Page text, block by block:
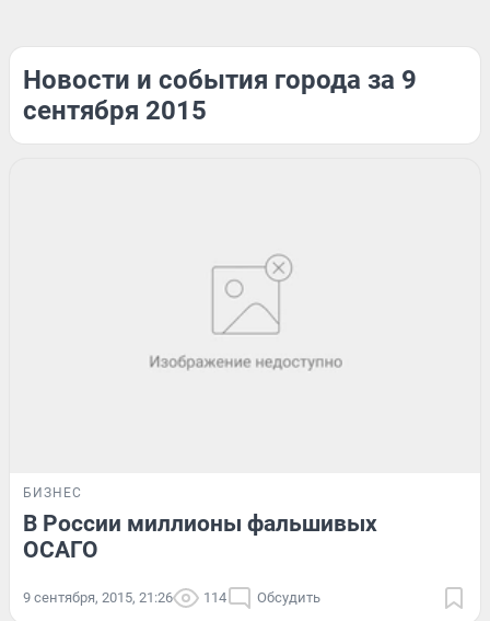
Новости и события города за 9
сентября 2015
БИЗНЕС
В России миллионы фальшивых
ОСАГО
9 сентября, 2015, 21:26 114 Обсудить